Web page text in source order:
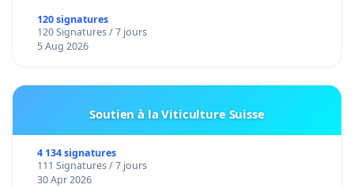
120 signatures
120 Signatures / 7 jours
5 Aug 2026
Soutien à la Viticulture Suisse
4 134 signatures
111 Signatures / 7 jours
30 Apr 2026